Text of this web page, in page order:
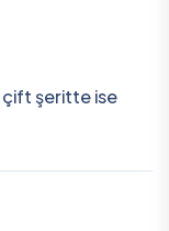
çift şeritte ise